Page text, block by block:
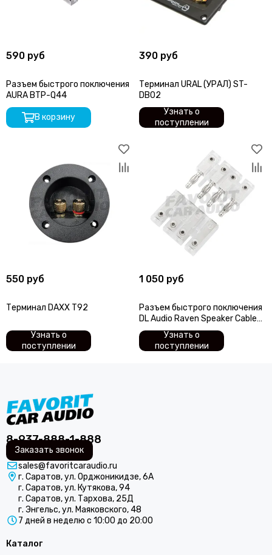
590 руб
Разъем быстрого поключения
AURA BTP-Q44
В корзину
390 руб
Терминал URAL (УРАЛ) ST-
DB02
Узнать о
поступлении
550 руб
Терминал DAXX T92
Узнать о
поступлении
1 050 руб
Разъем быстрого поключения
DL Audio Raven Speaker Cable
Splitter
Узнать о
поступлении
8-937-888-1-888
Заказать звонок
sales@favoritcaraudio.ru
г. Саратов, ул. Орджоникидзе, 6А
г. Саратов, ул. Кутякова, 94
г. Саратов, ул. Тархова, 25Д
г. Энгельс, ул. Маяковского, 48
7 дней в неделю с 10:00 до 20:00
Каталог